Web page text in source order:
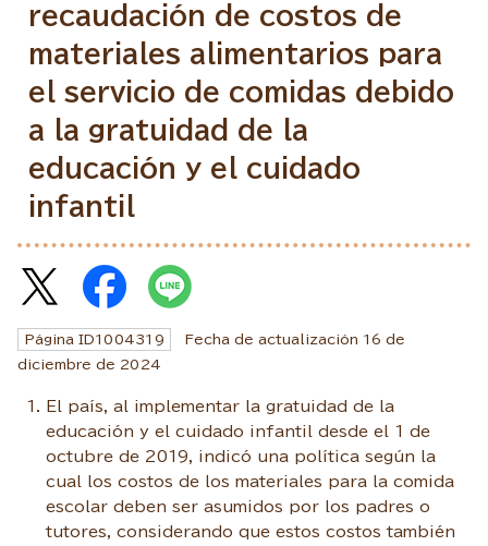
recaudación de costos de
materiales alimentarios para
el servicio de comidas debido
a la gratuidad de la
educación y el cuidado
infantil
Página ID1004319 Fecha de actualización 16 de
diciembre de 2024
El país, al implementar la gratuidad de la
educación y el cuidado infantil desde el 1 de
octubre de 2019, indicó una política según la
cual los costos de los materiales para la comida
escolar deben ser asumidos por los padres o
tutores, considerando que estos costos también